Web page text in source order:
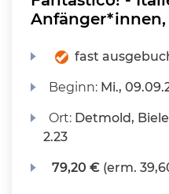
Anfänger*innen,
fast
Beginn: Mi.,
Ort: Detmold,
2.23
79,20 € (erm.